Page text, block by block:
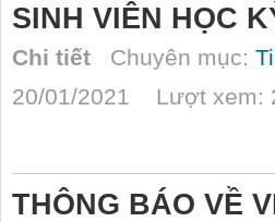
SINH VIÊN HỌC
Chi tiết Chuyên mục:
20/01/2021 Lượt xem:
THÔNG BÁO VỀ